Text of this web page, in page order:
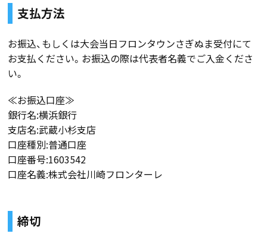
支払方法
お振込、もしくは大会当日フロンタウンさぎぬま受付にて
お支払ください。お振込の際は代表者名義でご入金くださ
い。
≪お振込口座≫
銀行名:横浜銀行
支店名:武蔵小杉支店
口座種別:普通口座
口座番号:1603542
口座名義:株式会社川崎フロンターレ
締切